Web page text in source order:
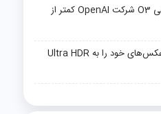
عملکرد مدل هوش مصنوعی O3 شرکت OpenAI کمتر از
با Google Photos حالا عکس‌های خود را به Ultra HDR